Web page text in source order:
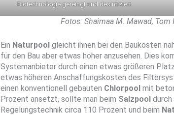
Biotechnologie gereingt und desinfiziert.
Fotos: Shaimaa M. Mawad,
Ein Naturpool gleicht ihnen bei den Baukosten
für den Bau aber etwas höher anzusehen. Dies
Systemanbieter durch einen etwas größeren
etwas höheren Anschaffungskosten des
einen konventionell gebauten Chlorpool mit
Prozent ansetzt, sollte man beim Salzpool durch
Regelungstechnik circa 110 Prozent und beim